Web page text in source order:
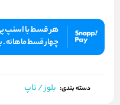
هر قسط با اسنپ
چهار قسط ماهانه
دسته بندی: بلوز / تاپ